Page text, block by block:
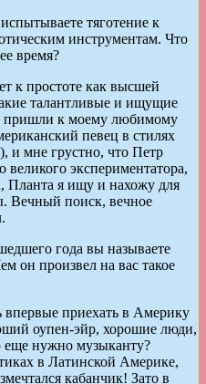
тяготение к
инструментам. Что
время?
к простоте как высшей
талантливые и ищущие
пришли к моему любимому
певец в стилях
и мне грустно, что Петр
великого экспериментатора,
Планта я ищу и нахожу для
Вечный поиск, вечное
года вы называете
он произвел на вас такое
приехать в Америку
оупен-эйр, хорошие люди,
еще нужно музыканту?
в Латинской Америке,
кабанчик! Зато в